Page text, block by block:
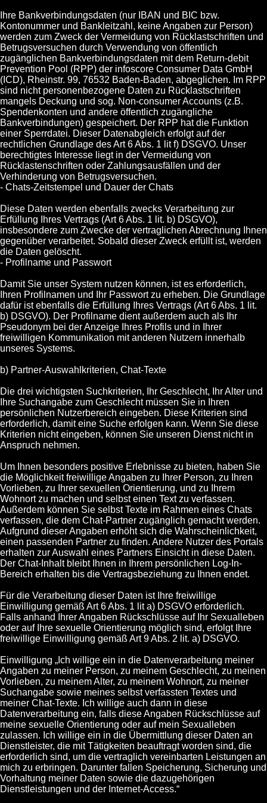
Ihre Bankverbindungsdaten (nur IBAN und BIC bzw.
Kontonummer und Bankleitzahl, keine Angaben zur Person)
werden zum Zweck der Vermeidung von Rücklastschriften und
Betrugsversuchen durch Verwendung von öffentlich
zugänglichen Bankverbindungsdaten mit dem Return-debit
Prevention Pool (RPP) der infoscore Consumer Data GmbH
(ICD), Rheinstr. 99, 76532 Baden-Baden, abgeglichen. Im RPP
sind nicht personenbezogene Daten zu Rücklastschriften
mangels Deckung und sog. Non-consumer Accounts (z.B.
Spendenkonten und andere öffentlich zugängliche
Bankverbindungen) gespeichert. Der RPP hat die Funktion
einer Sperrdatei. Dieser Datenabgleich erfolgt auf der
rechtlichen Grundlage des Art 6 Abs. 1 lit f) DSGVO. Unser
berechtigtes Interesse liegt in der Vermeidung von
Rücklastenschriften oder Zahlungsausfällen und der
Verhinderung von Betrugsversuchen.
- Chats-Zeitstempel und Dauer der Chats
Diese Daten werden ebenfalls zwecks Verarbeitung zur
Erfüllung Ihres Vertrags (Art 6 Abs. 1 lit. b) DSGVO),
insbesondere zum Zwecke der vertraglichen Abrechnung Ihnen
gegenüber verarbeitet. Sobald dieser Zweck erfüllt ist, werden
die Daten gelöscht.
- Profilname und Passwort
Damit Sie unser System nutzen können, ist es erforderlich,
Ihren Profilnamen und Ihr Passwort zu erheben. Die Grundlage
dafür ist ebenfalls die Erfüllung Ihres Vertrags (Art 6 Abs. 1 lit.
b) DSGVO). Der Profilname dient außerdem auch als Ihr
Pseudonym bei der Anzeige Ihres Profils und in Ihrer
freiwilligen Kommunikation mit anderen Nutzern innerhalb
unseres Systems.
b) Partner-Auswahlkriterien, Chat-Texte
Die drei wichtigsten Suchkriterien, Ihr Geschlecht, Ihr Alter und
Ihre Suchangabe zum Geschlecht müssen Sie in Ihren
persönlichen Nutzerbereich eingeben. Diese Kriterien sind
erforderlich, damit eine Suche erfolgen kann. Wenn Sie diese
Kriterien nicht eingeben, können Sie unseren Dienst nicht in
Anspruch nehmen.
Um Ihnen besonders positive Erlebnisse zu bieten, haben Sie
die Möglichkeit freiwillige Angaben zu Ihrer Person, zu Ihren
Vorlieben, zu Ihrer sexuellen Orientierung, und zu Ihrem
Wohnort zu machen und selbst einen Text zu verfassen.
Außerdem können Sie selbst Texte im Rahmen eines Chats
verfassen, die dem Chat-Partner zugänglich gemacht werden.
Aufgrund dieser Angaben erhöht sich die Wahrscheinlichkeit,
einen passenden Partner zu finden. Andere Nutzer des Portals
erhalten zur Auswahl eines Partners Einsicht in diese Daten.
Der Chat-Inhalt bleibt Ihnen in Ihrem persönlichen Log-In-
Bereich erhalten bis die Vertragsbeziehung zu Ihnen endet.
Für die Verarbeitung dieser Daten ist Ihre freiwillige
Einwilligung gemäß Art 6 Abs. 1 lit a) DSGVO erforderlich.
Falls anhand Ihrer Angaben Rückschlüsse auf Ihr Sexualleben
oder auf Ihre sexuelle Orientierung möglich sind, erfolgt Ihre
freiwillige Einwilligung gemäß Art 9 Abs. 2 lit. a) DSGVO.
Einwilligung „Ich willige ein in die Datenverarbeitung meiner
Angaben zu meiner Person, zu meinem Geschlecht, zu meinen
Vorlieben, zu meinem Alter, zu meinem Wohnort, zu meiner
Suchangabe sowie meines selbst verfassten Textes und
meiner Chat-Texte. Ich willige auch dann in diese
Datenverarbeitung ein, falls diese Angaben Rückschlüsse auf
meine sexuelle Orientierung oder auf mein Sexualleben
zulassen. Ich willige ein in die Übermittlung dieser Daten an
Dienstleister, die mit Tätigkeiten beauftragt worden sind, die
erforderlich sind, um die vertraglich vereinbarten Leistungen an
mich zu erbringen. Darunter fallen Speicherung, Sicherung und
Vorhaltung meiner Daten sowie die dazugehörigen
Dienstleistungen und der Internet-Access.“